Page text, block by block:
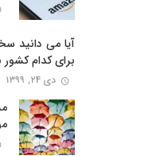
برای کدام کشور
دی ۲۴, ۱۳۹۹